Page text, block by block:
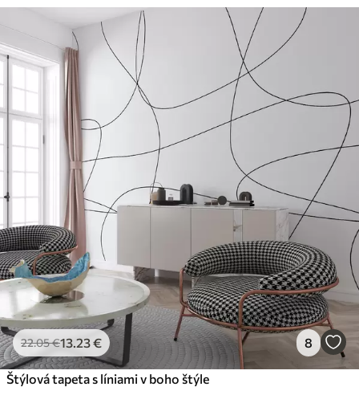
22.05€13 .23€ 8
Štýlová tapeta s líniami v boho štýle